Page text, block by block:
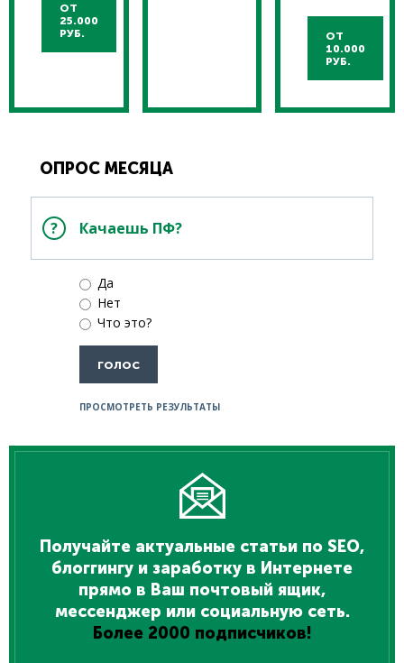
ОТ
25.000
РУБ.
ОТ
10.000
РУБ.
ОПРОС МЕСЯЦА
Качаешь ПФ?
Да
Нет
Что это?
ПРОСМОТРЕТЬ РЕЗУЛЬТАТЫ
Получайте актуальные статьи по SEO,
блоггингу и заработку в Интернете
прямо в Ваш почтовый ящик,
мессенджер или социальную сеть.
Более 2000 подписчиков!